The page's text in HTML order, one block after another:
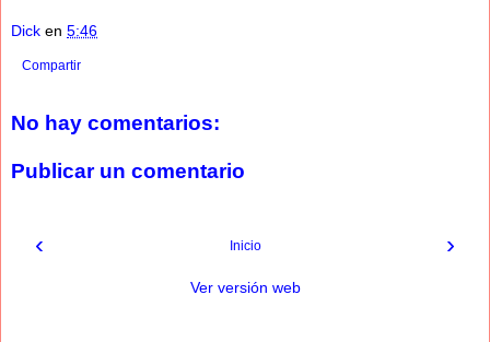
Dick en 5:46
Compartir
No hay comentarios:
Publicar un comentario
‹ ›
Inicio
Ver versión web